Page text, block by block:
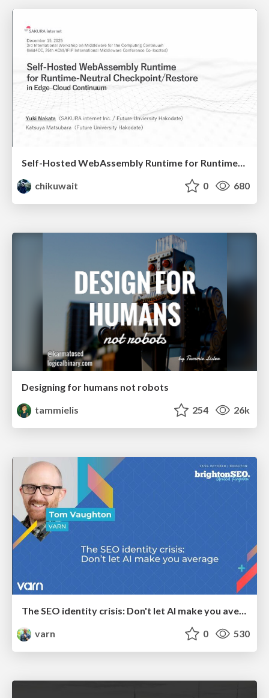
Self-Hosted WebAssembly Runtime for Runtime-Neutral Checkpoint/Restore in Edge–Cloud Continuum
chikuwait
0 680
Designing for humans not robots
tammielis
254 26k
The SEO identity crisis: Don't let AI make you average
varn
0 530